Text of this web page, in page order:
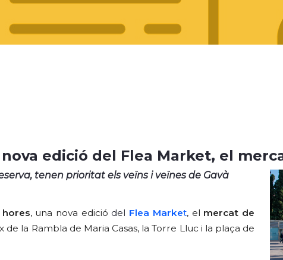
edició del Flea Market, el
tenen prioritat els veïns i veïnes de Gavà
hores, una nova edició del Flea Market, el mercat de
la Rambla de Maria Casas, la Torre Lluc i la plaça de